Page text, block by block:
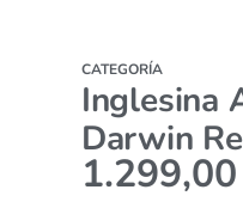
CATEGORÍA
Inglesina
Darwin
1.299,00